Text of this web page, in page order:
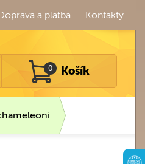
a platba Kontakty
0 Košík